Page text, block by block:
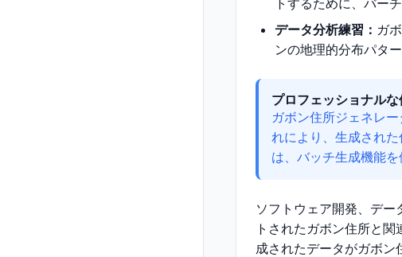
トするために、バー
データ分析練習： ガ
ンの地理的分布パタ
プロフェッショナル
ガボン住所ジェネレ
れにより、生成され
は、バッチ生成機能
ソフトウェア開発、デー
トされたガボン住所と
成されたデータがガボン